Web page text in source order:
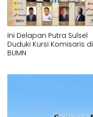
Ini Delapan Putra Sulsel
Duduki Kursi Komisaris di
BUMN